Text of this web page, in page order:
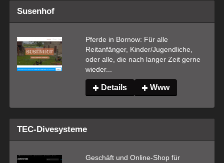
Susenhof
Pferde in Bornow: Für alle
Reitanfänger, Kinder/Jugendliche,
oder alle, die nach langer Zeit gerne
wieder...
Details Www
TEC-Divesysteme
Geschäft und Online-Shop für